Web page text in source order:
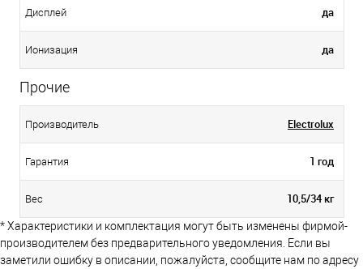
Дисплей да
Ионизация да
Прочие
Производитель Electrolux
Гарантия 1 год
Вес 10,5/34 кг
* Характеристики и комплектация могут быть изменены фирмой-
производителем без предварительного уведомления. Если вы
заметили ошибку в описании, пожалуйста, сообщите нам по адресу